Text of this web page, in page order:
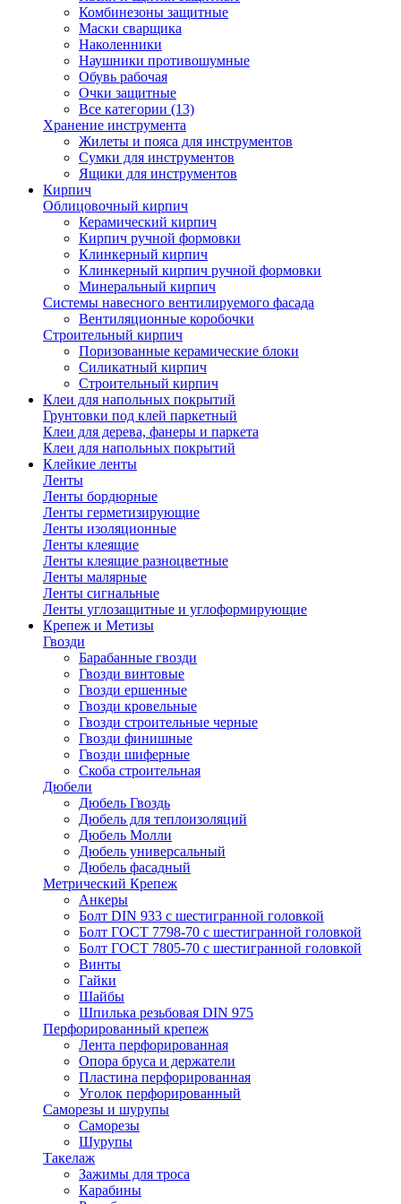
Комбинезоны защитные
Маски сварщика
Наколенники
Наушники противошумные
Обувь рабочая
Очки защитные
Все категории (13)
Хранение инструмента
Жилеты и пояса для инструментов
Сумки для инструментов
Ящики для инструментов
Кирпич
Облицовочный кирпич
Керамический кирпич
Кирпич ручной формовки
Клинкерный кирпич
Клинкерный кирпич ручной формовки
Минеральный кирпич
Системы навесного вентилируемого фасада
Вентиляционные коробочки
Строительный кирпич
Поризованные керамические блоки
Силикатный кирпич
Строительный кирпич
Клеи для напольных покрытий
Грунтовки под клей паркетный
Клеи для дерева, фанеры и паркета
Клеи для напольных покрытий
Клейкие ленты
Ленты
Ленты бордюрные
Ленты герметизирующие
Ленты изоляционные
Ленты клеящие
Ленты клеящие разноцветные
Ленты малярные
Ленты сигнальные
Ленты углозащитные и углоформирующие
Крепеж и Метизы
Гвозди
Барабанные гвозди
Гвозди винтовые
Гвозди ершенные
Гвозди кровельные
Гвозди строительные черные
Гвозди финишные
Гвозди шиферные
Скоба строительная
Дюбели
Дюбель Гвоздь
Дюбель для теплоизоляций
Дюбель Молли
Дюбель универсальный
Дюбель фасадный
Метрический Крепеж
Анкеры
Болт DIN 933 с шестигранной головкой
Болт ГОСТ 7798-70 с шестигранной головкой
Болт ГОСТ 7805-70 с шестигранной головкой
Винты
Гайки
Шайбы
Шпилька резьбовая DIN 975
Перфорированный крепеж
Лента перфорированная
Опора бруса и держатели
Пластина перфорированная
Уголок перфорированный
Саморезы и шурупы
Саморезы
Шурупы
Такелаж
Зажимы для троса
Карабины